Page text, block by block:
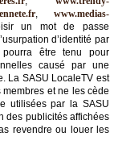
www.medias-
un mot de passe
d’identité par
être tenu pour
causé par une
La SASU LocaleTV est
et ne les cède
utilisées par la SASU
des publicités affichées
revendre ou louer les